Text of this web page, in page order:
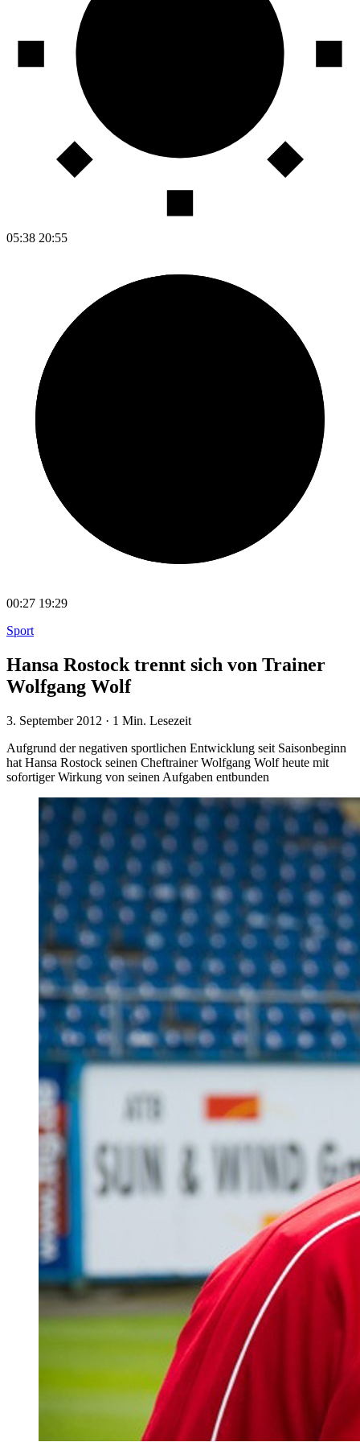
05:38 20:55
00:27 19:29
Sport
Hansa Rostock trennt sich von Trainer
Wolfgang Wolf
3. September 2012 · 1 Min. Lesezeit
Aufgrund der negativen sportlichen Entwicklung seit Saisonbeginn
hat Hansa Rostock seinen Cheftrainer Wolfgang Wolf heute mit
sofortiger Wirkung von seinen Aufgaben entbunden